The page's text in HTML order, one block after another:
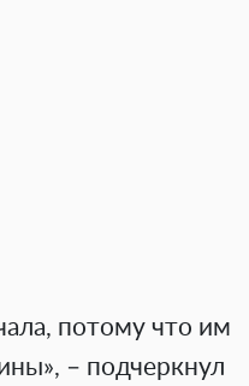
потому что им
– подчеркнул